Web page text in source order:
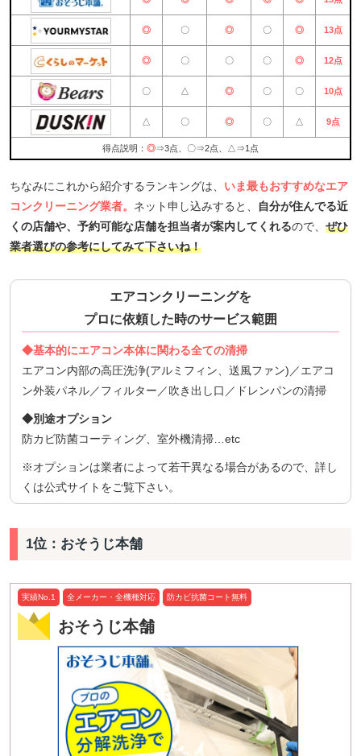
◎ 〇 ◎ 〇 ◎ 13点
◎ 〇 〇 〇 ◎ 12点
〇 △ ◎ 〇 〇 10点
△ 〇 ◎ 〇 △ 9点
得点説明： ◎⇒3点、〇⇒2点、△⇒1点
ちなみにこれから紹介するランキングは、 いま最もおすすめなエア
コンクリーニング業者。 ネット申し込みすると、
自分が住んでる近
くの店舗や、予約可能な店舗を担当者が案内してくれるので、 ぜひ
業者選びの参考にしてみて下さいね！
エアコンクリーニングを
プロに依頼した時のサービス範囲
◆基本的にエアコン本体に関わる全ての清掃
エアコン内部の高圧洗浄(アルミフィン、送風ファン)／エアコ
ン外装パネル／フィルター／吹き出し口／ドレンパンの清掃
◆別途オプション
防カビ防菌コーティング、室外機清掃…etc
※オプションは業者によって若干異なる場合があるので、詳し
くは公式サイトをご覧下さい。
1位：おそうじ本舗
実績No.1 全メーカー・全機種対応 防カビ抗菌コート無料
おそうじ本舗